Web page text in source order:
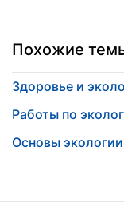
Похожие
Здоровье и
Работы по
Основы экологии